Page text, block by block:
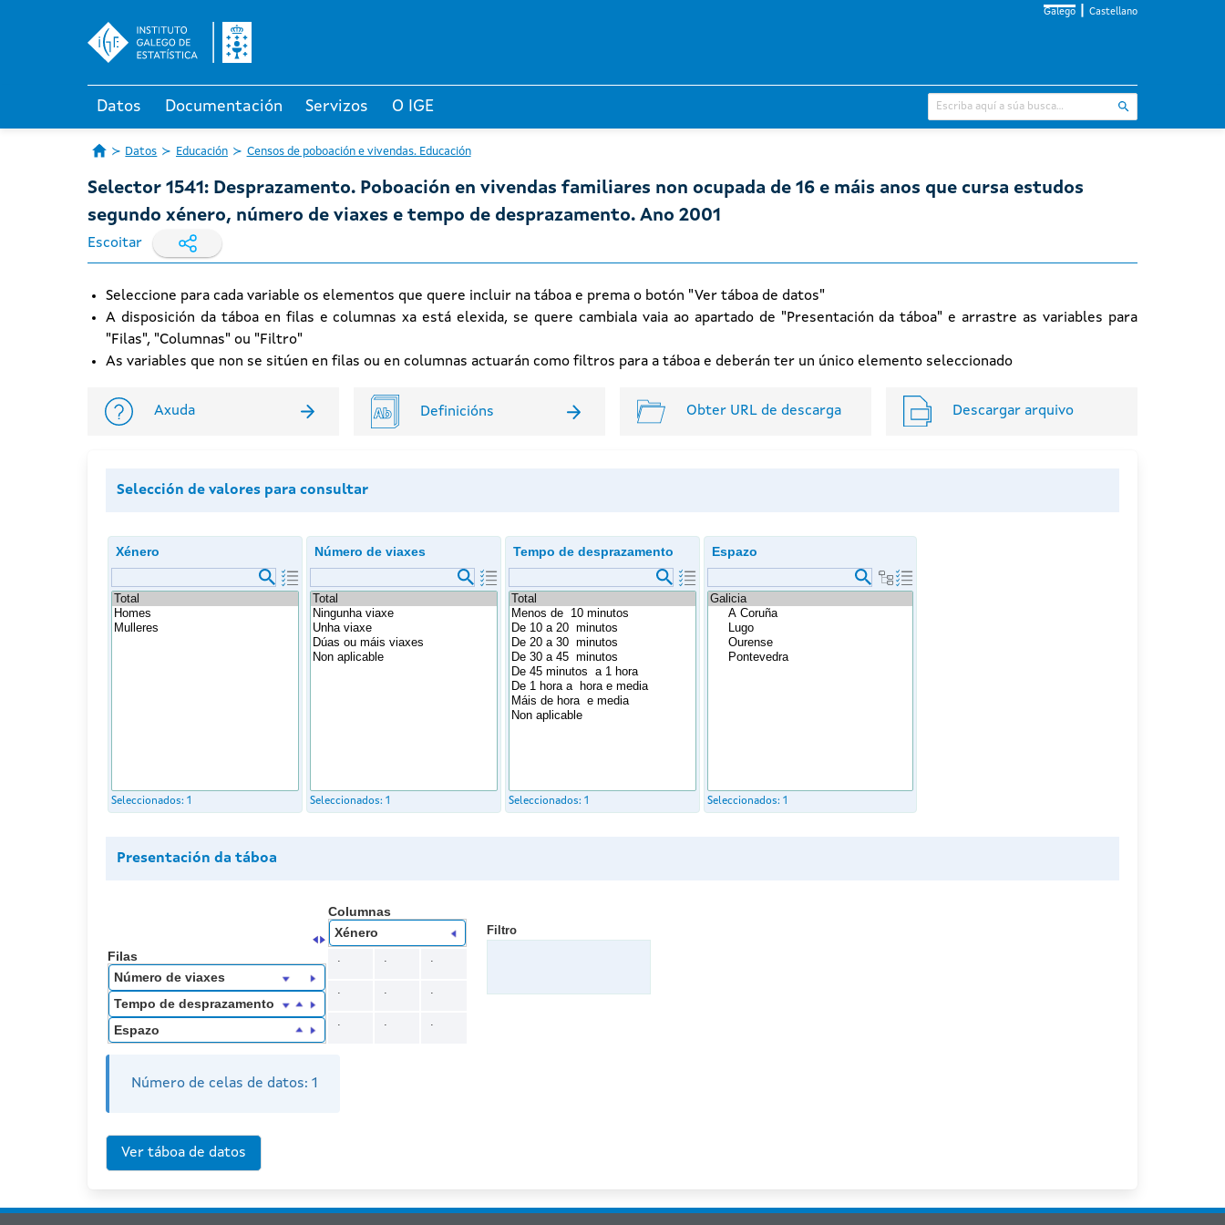
Galego Castellano
Datos Documentación Servizos O IGE
Datos Educación Censos de poboación e vivendas. Educación
Selector 1541: Desprazamento. Poboación en vivendas familiares non ocupada de 16 e máis anos que cursa estudos
segundo xénero, número de viaxes e tempo de desprazamento. Ano 2001
Escoitar
Seleccione para cada variable os elementos que quere incluir na táboa e prema o botón "Ver táboa de datos"
A disposición da táboa en filas e columnas xa está elexida, se quere cambiala vaia ao apartado de "Presentación da táboa" e arrastre as variables para
"Filas", "Columnas" ou "Filtro"
As variables que non se sitúen en filas ou en columnas actuarán como filtros para a táboa e deberán ter un único elemento seleccionado
Axuda Definicións Obter URL de descarga Descargar arquivo
Selección de valores para consultar
Xénero
Seleccionados: 1
Número de viaxes
Seleccionados: 1
Tempo de desprazamento
Seleccionados: 1
Espazo
Seleccionados: 1
Presentación da táboa
Columnas
Xénero
Filas
Número de viaxes
Tempo de desprazamento
Espazo
. . .
. . .
. . .
Filtro
Número de celas de datos: 1